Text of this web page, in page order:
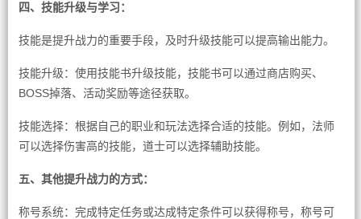
四、技能升级与学习：
技能是提升战力的重要手段，及时升级技能可以提高输出能力。
技能升级：使用技能书升级技能，技能书可以通过商店购买、
BOSS掉落、活动奖励等途径获取。
技能选择：根据自己的职业和玩法选择合适的技能。例如，法师
可以选择伤害高的技能，道士可以选择辅助技能。
五、其他提升战力的方式：
称号系统：完成特定任务或达成特定条件可以获得称号，称号可